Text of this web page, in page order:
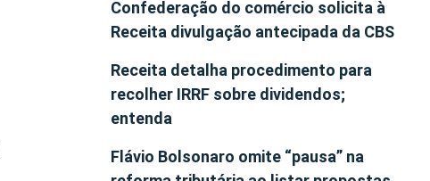
Confederação do comércio solicita à
Receita divulgação antecipada da CBS
Receita detalha procedimento para
recolher IRRF sobre dividendos;
entenda
Flávio Bolsonaro omite “pausa” na